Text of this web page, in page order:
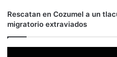
Rescatan en Cozumel a un
migratorio extraviados